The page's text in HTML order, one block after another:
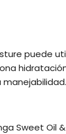
puede
Sweet Oil &